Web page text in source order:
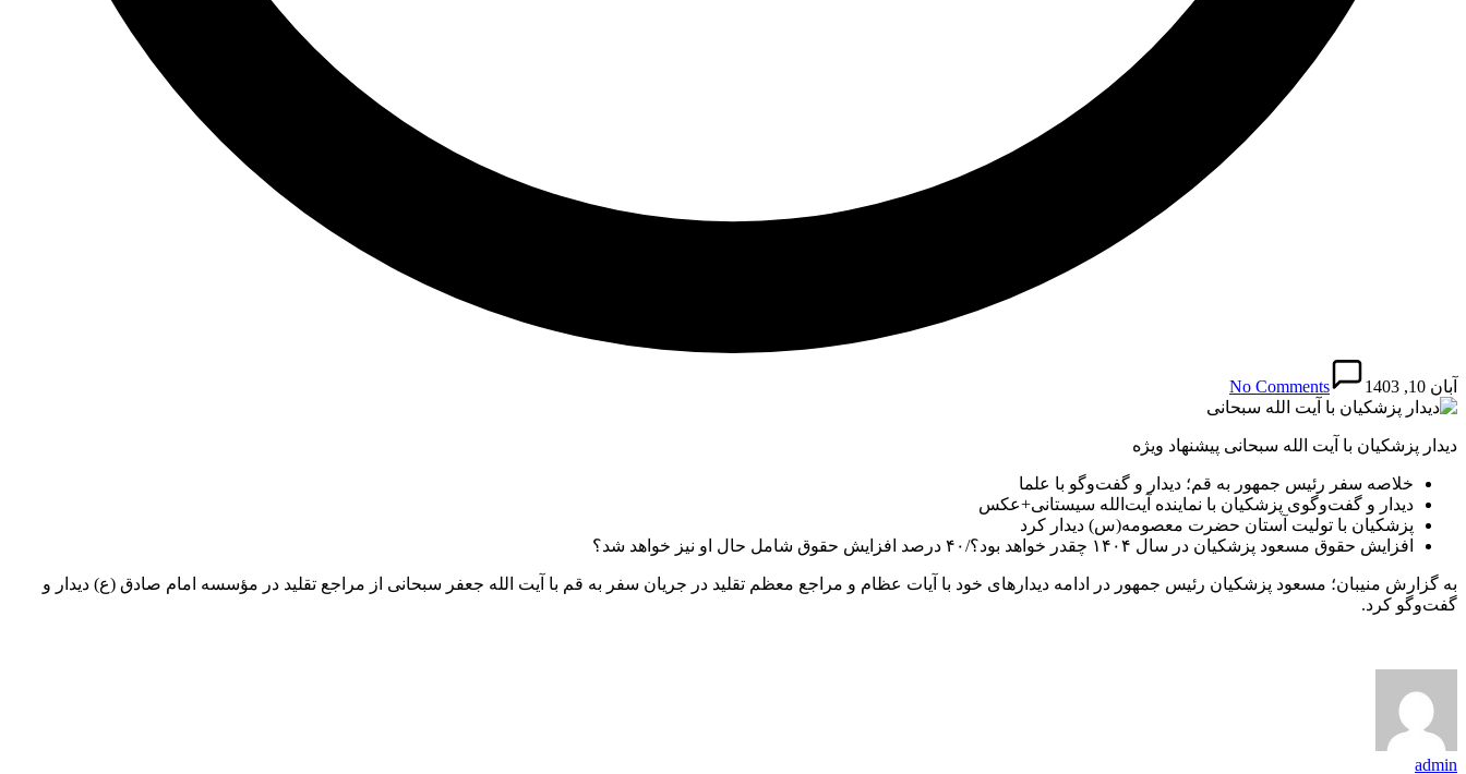
آبان 10, 1403 No Comments
دیدار پزشکیان با آیت الله سبحانی پیشنهاد ویژه
خلاصه سفر رئیس جمهور به قم؛ دیدار و گفت‌وگو با علما
دیدار و گفت‌وگوی پزشکیان با نماینده آیت‌الله سیستانی+عکس
پزشکیان با تولیت آستان حضرت معصومه(س) دیدار کرد
افزایش حقوق مسعود پزشکیان در سال ۱۴۰۴ چقدر خواهد بود؟/۴۰ درصد افزایش حقوق شامل حال او نیز خواهد شد؟
به گزارش منیبان؛ مسعود پزشکیان رئیس جمهور در ادامه دیدارهای خود با آیات عظام و مراجع معظم تقلید در جریان سفر به قم با آیت الله جعفر سبحانی از مراجع تقلید در مؤسسه امام صادق (ع) دیدار و
گفت‌وگو کرد.
admin